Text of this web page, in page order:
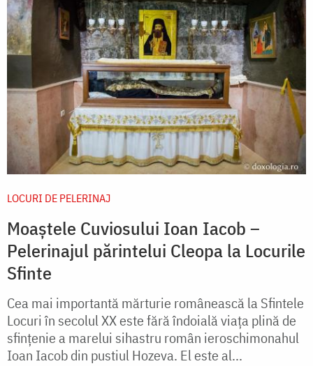
LOCURI DE PELERINAJ
Moaștele Cuviosului Ioan Iacob –
Pelerinajul părintelui Cleopa la Locurile
Sfinte
Cea mai importantă mărturie românească la Sfintele
Locuri în secolul XX este fără îndoială viața plină de
sfințenie a marelui sihastru român ieroschimonahul
Ioan Iacob din pustiul Hozeva. El este al...